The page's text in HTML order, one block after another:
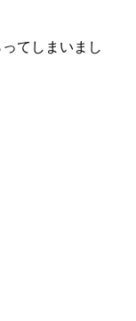
てしまいまし